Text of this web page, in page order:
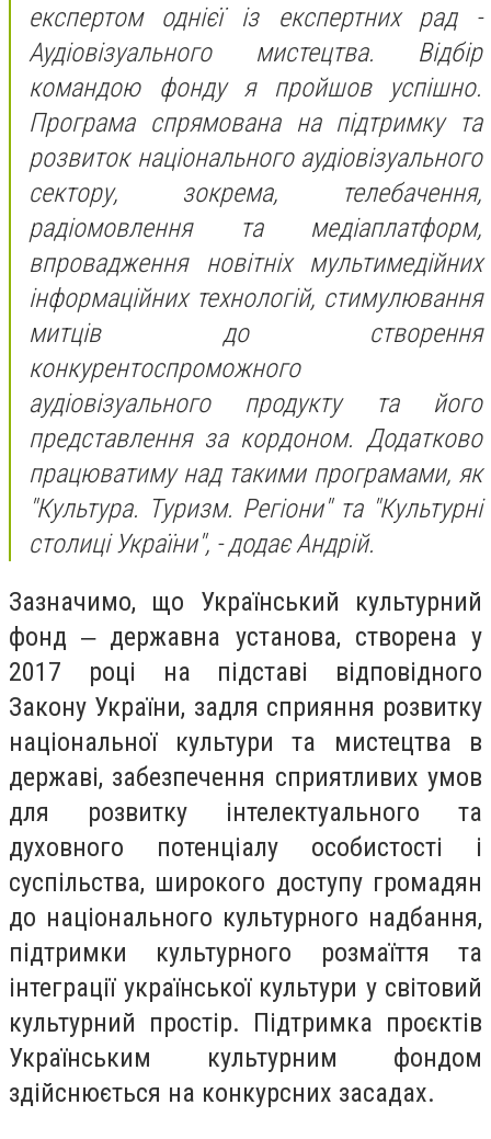
експертом однієї із експертних рад -
Аудіовізуального мистецтва. Відбір
командою фонду я пройшов успішно.
Програма спрямована на підтримку та
розвиток національного аудіовізуального
сектору, зокрема, телебачення,
радіомовлення та медіаплатформ,
впровадження новітніх мультимедійних
інформаційних технологій, стимулювання
митців до створення
конкурентоспроможного
аудіовізуального продукту та його
представлення за кордоном. Додатково
працюватиму над такими програмами, як
"Культура. Туризм. Регіони" та "Культурні
столиці України", - додає Андрій.
Зазначимо, що Український культурний
фонд ‒ державна установа, створена у
2017 році на підставі відповідного
Закону України, задля сприяння розвитку
національної культури та мистецтва в
державі, забезпечення сприятливих умов
для розвитку інтелектуального та
духовного потенціалу особистості і
суспільства, широкого доступу громадян
до національного культурного надбання,
підтримки культурного розмаїття та
інтеграції української культури у світовий
культурний простір. Підтримка проєктів
Українським культурним фондом
здійснюється на конкурсних засадах.